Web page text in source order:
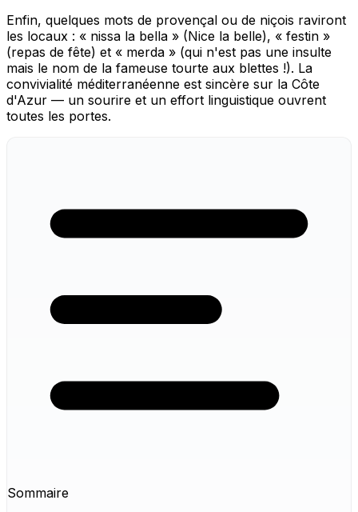
Enfin, quelques mots de provençal ou de niçois raviront
les locaux : « nissa la bella » (Nice la belle), « festin »
(repas de fête) et « merda » (qui n'est pas une insulte
mais le nom de la fameuse tourte aux blettes !). La
convivialité méditerranéenne est sincère sur la Côte
d'Azur — un sourire et un effort linguistique ouvrent
toutes les portes.
Sommaire